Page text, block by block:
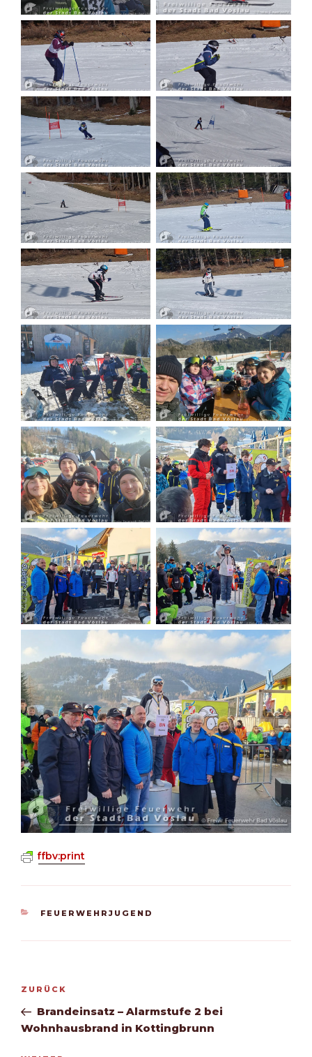
ffbv:print
KATEGORIEN
FEUERWEHRJUGEND
Beitragsnavigation
Vorheriger
Beitrag
ZURÜCK
Brandeinsatz – Alarmstufe 2 bei
Wohnhausbrand in Kottingbrunn